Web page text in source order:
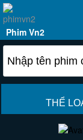
Phim Vn2
THỂ